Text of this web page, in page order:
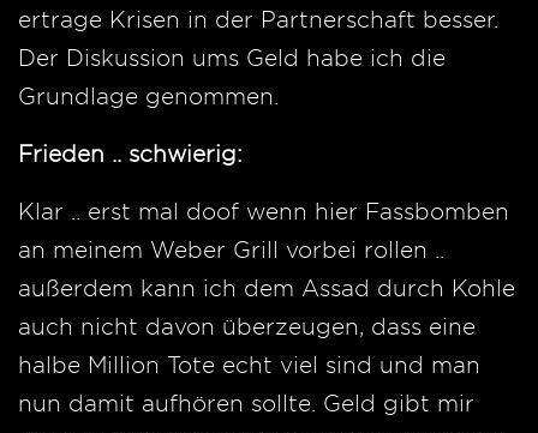
ertrage Krisen in der Partnerschaft besser.
Der Diskussion ums Geld habe ich die
Grundlage genommen.
Frieden .. schwierig:
Klar .. erst mal doof wenn hier Fassbomben
an meinem Weber Grill vorbei rollen ..
außerdem kann ich dem Assad durch Kohle
auch nicht davon überzeugen, dass eine
halbe Million Tote echt viel sind und man
nun damit aufhören sollte. Geld gibt mir